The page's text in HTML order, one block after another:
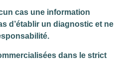
cas une information
d’établir un diagnostic et ne
dans le strict